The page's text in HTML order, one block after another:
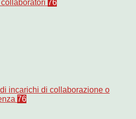
76
incarichi di collaborazione o
76